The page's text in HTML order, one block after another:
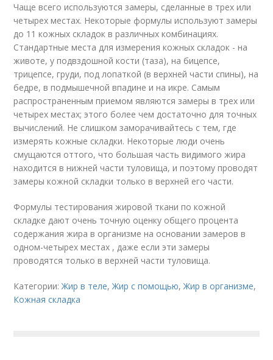
Чаще всего используются замеры, сделанные в трех или
четырех местах. Некоторые формулы используют замеры
до 11 кожных складок в различных комбинациях.
Стандартные места для измерения кожных складок - на
животе, у подвздошной кости (таза), на бицепсе,
трицепсе, груди, под лопаткой (в верхней части спины), на
бедре, в подмышечной впадине и на икре. Самым
распространенным приемом являются замеры в трех или
четырех местах; этого более чем достаточно для точных
вычислений. Не слишком заморачивайтесь с тем, где
измерять кожные складки. Некоторые люди очень
смущаются оттого, что большая часть видимого жира
находится в нижней части туловища, и поэтому проводят
замеры кожной складки только в верхней его части.
Формулы тестирования жировой ткани по кожной
складке дают очень точную оценку общего процента
содержания жира в организме на основании замеров в
одном-четырех местах , даже если эти замеры
проводятся только в верхней части туловища.
Категории:Жир в теле,Жир с помощью,Жир в организме,
Кожная складка